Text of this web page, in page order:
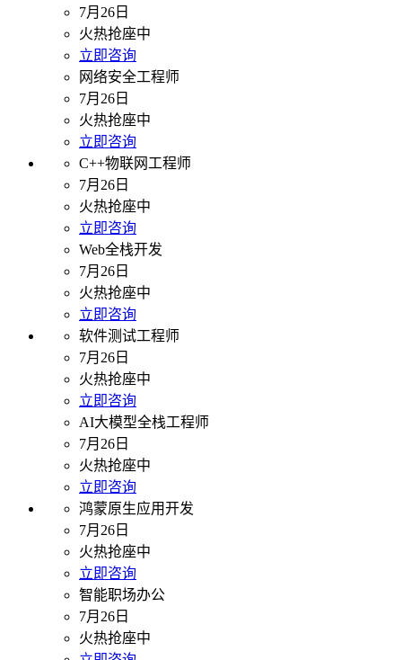
7月26日
火热抢座中
立即咨询
网络安全工程师
7月26日
火热抢座中
立即咨询
C++物联网工程师
7月26日
火热抢座中
立即咨询
Web全栈开发
7月26日
火热抢座中
立即咨询
软件测试工程师
7月26日
火热抢座中
立即咨询
AI大模型全栈工程师
7月26日
火热抢座中
立即咨询
鸿蒙原生应用开发
7月26日
火热抢座中
立即咨询
智能职场办公
7月26日
火热抢座中